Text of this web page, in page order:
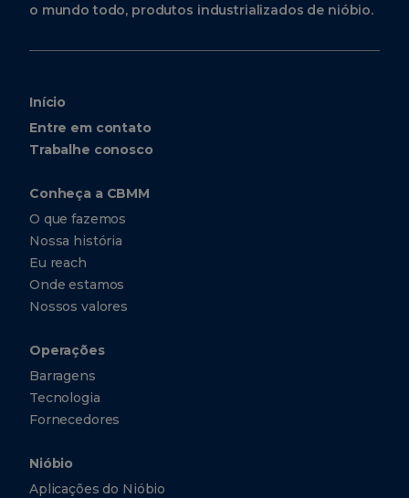
o mundo todo, produtos industrializados de nióbio.
Início
Entre em contato
Trabalhe conosco
Conheça a CBMM
O que fazemos
Nossa história
Eu reach
Onde estamos
Nossos valores
Operações
Barragens
Tecnologia
Fornecedores
Nióbio
Aplicações do Nióbio